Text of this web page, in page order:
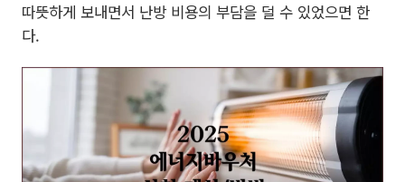
따뜻하게 보내면서 난방 비용의 부담을 덜 수 있었으면 한
다.